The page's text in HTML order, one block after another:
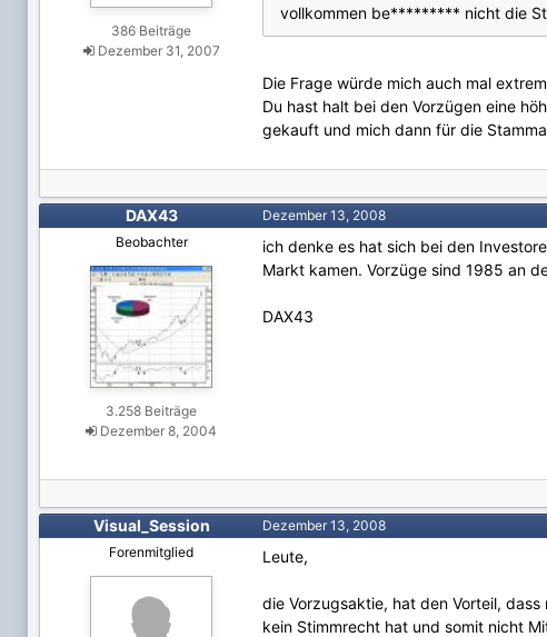
386 Beiträge
Dezember 31, 2007
vollkommen be********* nicht die
Die Frage würde mich auch mal
Du hast halt bei den Vorzügen eine
gekauft und mich dann für die
DAX43
Beobachter
3.258 Beiträge
Dezember 8, 2004
Dezember 13, 2008
ich denke es hat sich bei den
Markt kamen. Vorzüge sind 1985 an
DAX43
Visual_Session
Forenmitglied
Dezember 13, 2008
Leute,
die Vorzugsaktie, hat den Vorteil,
kein Stimmrecht hat und somit nicht